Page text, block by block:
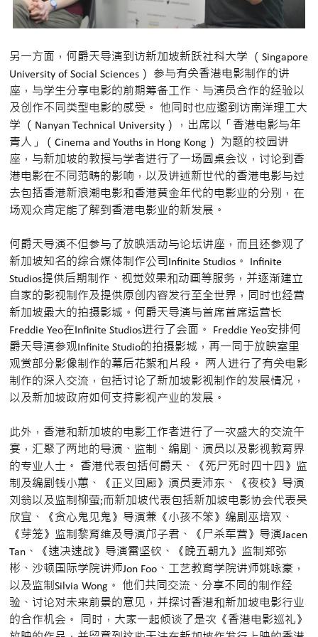
另一方面，何爵天导演到访新加坡新跃社科大学 （Singapore
University of Social Sciences） 参与有关香港电影制作的讲
座，与学生分享电影的前期筹备工作、与演员合作的经验以
及创作不同类型电影的感受。 他同时也应邀到访南洋理工大
学 （Nanyan Technical University），出席以「香港电影与年
青人」（Cinema and Youths in Hong Kong） 为题的校园讲
座，与新加坡的教授与学者进行了一场圆桌会议，讨论到香
港电影在不同范畴的影响，以及讲述新世代的香港电影与过
去包括香港新浪潮电影和香港黄金年代的电影业的分别，在
场观众肯定能了解到香港电影业的新发展。
何爵天导演不但参与了放映活动与论坛讲座，而且还参观了
新加坡知名的综合媒体制作公司Infinite Studios。 Infinite
Studios提供后期制作、视觉效果和动画等服务，并逐渐建立
自家的影视制作及提供原创内容发行至全世界，同时也经营
新加坡最大的拍摄影城。何爵天导演与首席首席运营长
Freddie Yeo在Infinite Studios进行了会面。 Freddie Yeo安排何
爵天导演参观Infinite Studio的拍摄影城，再一同于放映室里
观赏部分影像制作的幕后花絮和片段。 两人进行了有关电影
制作的深入交流，包括讨论了新加坡影视制作的发展情况，
以及新加坡政府如何支持影视产业的发展。
此外，香港和新加坡的电影工作者进行了一次盛大的交流午
宴，汇聚了两地的导演、监制、编剧、演员以及影视教育界
的专业人士。 香港代表包括何爵天、《死尸死时四十四》监
制及编剧钱小蕙、《正义回廊》演员麦沛东、《夜校》导演
刘翁以及监制柳萤;而新加坡代表包括新加坡电影协会代表吴
欣宜、《贪心鬼见鬼》导演兼《小孩不笨》编剧巫培双、
《芽笼》监制黎育维及导演邝子君、《尸杀军营》导演Jacen
Tan、《速决速战》导演雷坚钦、《晚五朝九》监制郑弥
彬、沙顿国际学院讲师Jon Foo、工艺教育学院讲师姚咏豪，
以及监制Silvia Wong。 他们共同交流、分享不同的制作经
验、讨论对未来前景的意见，并探讨香港和新加坡电影行业
的合作机会。 同时，大家一起倾谈了是次《香港电影巡礼》